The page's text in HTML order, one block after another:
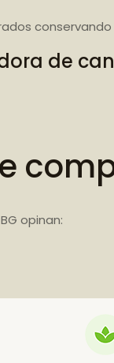
de
opinan: